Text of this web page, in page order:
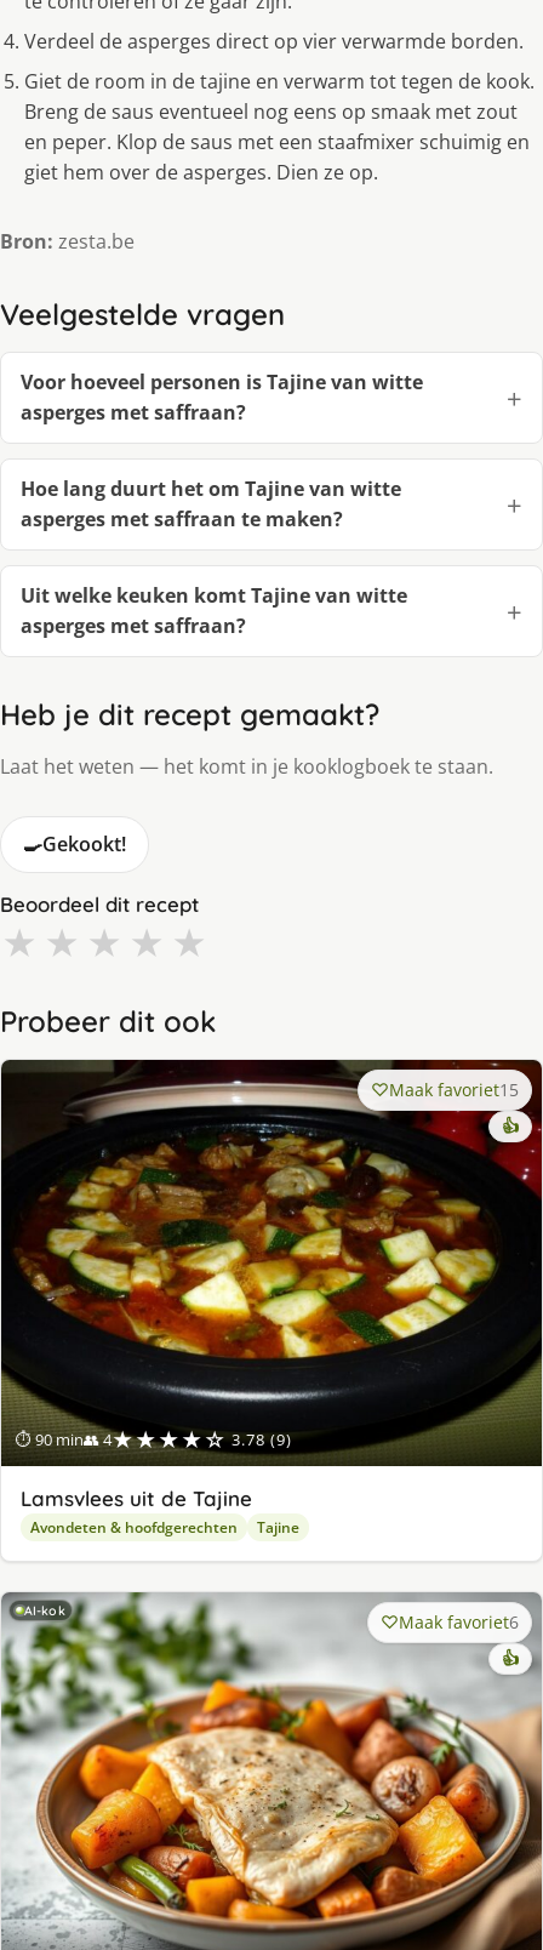
Verdeel de asperges direct op vier verwarmde borden.
Giet de room in de tajine en verwarm tot tegen de kook.
Breng de saus eventueel nog eens op smaak met zout
en peper. Klop de saus met een staafmixer schuimig en
giet hem over de asperges. Dien ze op.
Bron: zesta.be
Veelgestelde vragen
Voor hoeveel personen is Tajine van witte
asperges met saffraan?
Hoe lang duurt het om Tajine van witte
asperges met saffraan te maken?
Uit welke keuken komt Tajine van witte
asperges met saffraan?
Heb je dit recept gemaakt?
Laat het weten — het komt in je kooklogboek te staan.
🍳Gekookt!
Beoordeel dit recept
★ ★ ★ ★ ★
Probeer dit ook
⏱ 90 min👥 4★★★★☆ 3.78 (9)
Maak favoriet15
👍
Lamsvlees uit de Tajine
Avondeten & hoofdgerechten Tajine
AI-kok Maak favoriet6
👍